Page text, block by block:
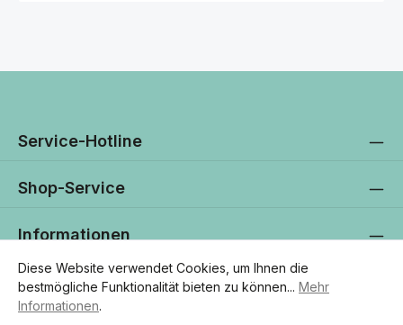
Service-Hotline
Shop-Service
Informationen
Newsletter
Diese Website verwendet Cookies, um Ihnen die
bestmögliche Funktionalität bieten zu können... Mehr
Informationen.